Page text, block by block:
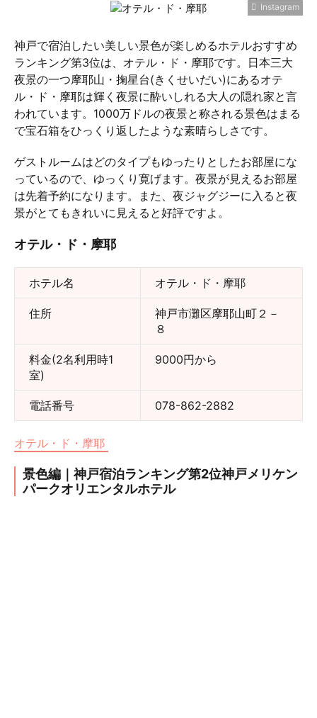
Instagram
神戸で宿泊したい美しい景色が楽しめるホテルおすすめ
ランキング第3位は、オテル・ド・摩耶です。日本三大
夜景の一つ摩耶山・掬星台(きくせいだい)にあるオテ
ル・ド・摩耶は輝く夜景に酔いしれる大人の隠れ家と言
われています。1000万ドルの夜景と称される景色はまる
で宝石箱をひっくり返したような素晴らしさです。
ゲストルームはどのタイプもゆったりとしたお部屋にな
っているので、ゆっくり寛げます。夜景が見えるお部屋
は先着予約になります。また、夜ジャグジーに入ると夜
景がとてもきれいに見えると好評ですよ。
オテル・ド・摩耶
ホテル名 オテル・ド・摩耶
住所
神戸市灘区摩耶山町２－
８
料金(2名利用時1
室)
9000円から
電話番号 078-862-2882
オテル・ド・摩耶
景色編｜神戸宿泊ランキング第2位神戸メリケン
パークオリエンタルホテル